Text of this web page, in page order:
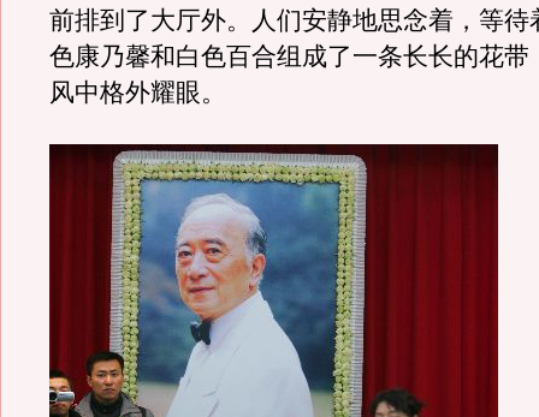
前排到了大厅外。人们安静地思念着，等待
色康乃馨和白色百合组成了一条长长的花带
风中格外耀眼。